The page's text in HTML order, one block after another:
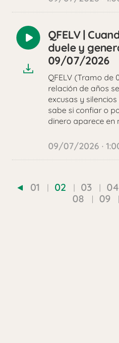
Reproducir
audio
QFELV |
duele y
09/07/2026
QFELV (Tramo de
relación de años
excusas y
sabe si confiar o
dinero aparece en
09/07/2026 ·
01 02 03 04
08
09